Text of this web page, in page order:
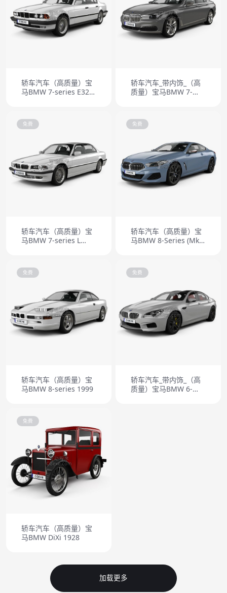
轿车汽车（高质量）宝
马BMW 7-series E32
轿车汽车_带内饰_（高
质量）宝马BMW 7-
免费
轿车汽车（高质量）宝
马BMW 7-series L
免费
轿车汽车（高质量）宝
马BMW 8-Series (Mk2)
免费
轿车汽车（高质量）宝
马BMW 8-series 1999
免费
轿车汽车_带内饰_（高
质量）宝马BMW 6-
免费
轿车汽车（高质量）宝
马BMW DiXi 1928
加载更多